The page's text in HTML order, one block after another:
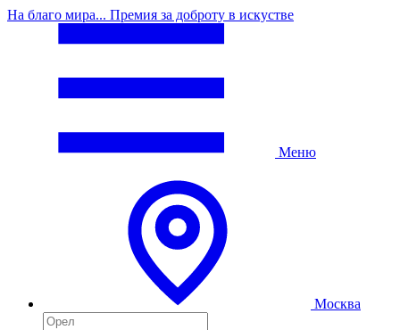
На благо мира... Премия за доброту в искустве
Меню
Москва